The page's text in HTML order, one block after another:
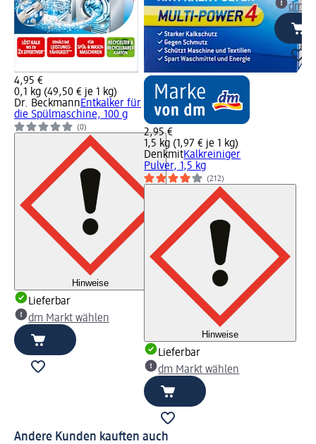
4,95 €
0,1 kg (49,50 € je 1 kg)
Dr. BeckmannEntkalker für
die Spülmaschine, 100 g
(0)
Hinweise
Lieferbar
dm Markt wählen
2,95 €
1,5 kg (1,97 € je 1 kg)
DenkmitKalkreiniger
Pulver, 1,5 kg
(212)
Hinweise
Lieferbar
dm Markt wählen
dm
Andere Kunden kauften auch